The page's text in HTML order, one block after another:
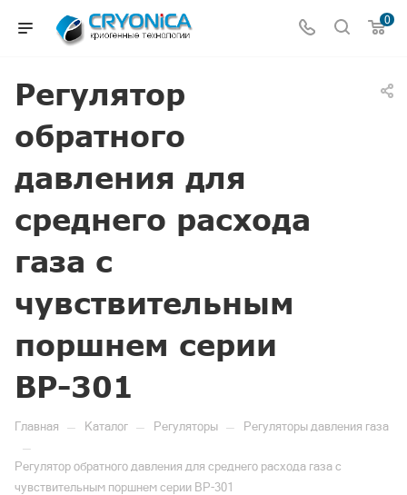
0
Регулятор
обратного
давления для
среднего расхода
газа с
чувствительным
поршнем серии
ВР-301
Главная — Каталог — Регуляторы — Регуляторы давления газа
—
Регулятор обратного давления для среднего расхода газа с
чувствительным поршнем серии ВР-301